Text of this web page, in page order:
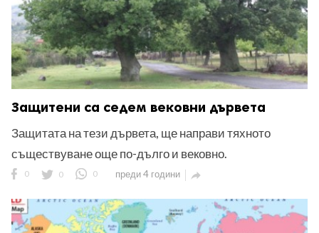
Защитени са седем вековни дървета
Защитата на тези дървета, ще направи тяхното
съществуване още по-дълго и вековно.
0 0 0 преди 4 години 